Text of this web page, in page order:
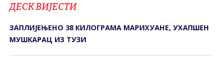
ДЕСК ВИЈЕСТИ
ЗАПЛИЈЕЊЕНО 38 КИЛОГРАМА МАРИХУАНЕ, УХАПШЕН
МУШКАРАЦ ИЗ ТУЗИ